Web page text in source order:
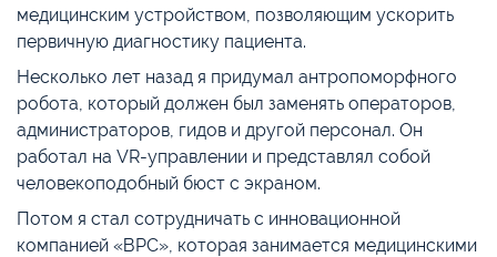
медицинским устройством, позволяющим ускорить
первичную диагностику пациента.
Несколько лет назад я придумал антропоморфного
робота, который должен был заменять операторов,
администраторов, гидов и другой персонал. Он
работал на VR-управлении и представлял собой
человекоподобный бюст с экраном.
Потом я стал сотрудничать с инновационной
компанией «ВРС», которая занимается медицинскими